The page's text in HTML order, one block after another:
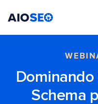
Dominando
Schema